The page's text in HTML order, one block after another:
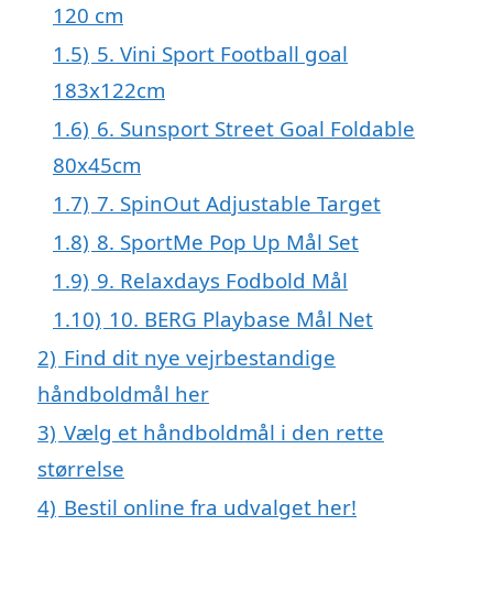
120 cm
1.5) 5. Vini Sport Football goal
183x122cm
1.6) 6. Sunsport Street Goal Foldable
80x45cm
1.7) 7. SpinOut Adjustable Target
1.8) 8. SportMe Pop Up Mål Set
1.9) 9. Relaxdays Fodbold Mål
1.10) 10. BERG Playbase Mål Net
2) Find dit nye vejrbestandige
håndboldmål her
3) Vælg et håndboldmål i den rette
størrelse
4) Bestil online fra udvalget her!